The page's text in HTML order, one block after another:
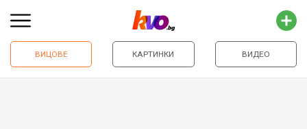
ВИЦОВЕ КАРТИНКИ ВИДЕО